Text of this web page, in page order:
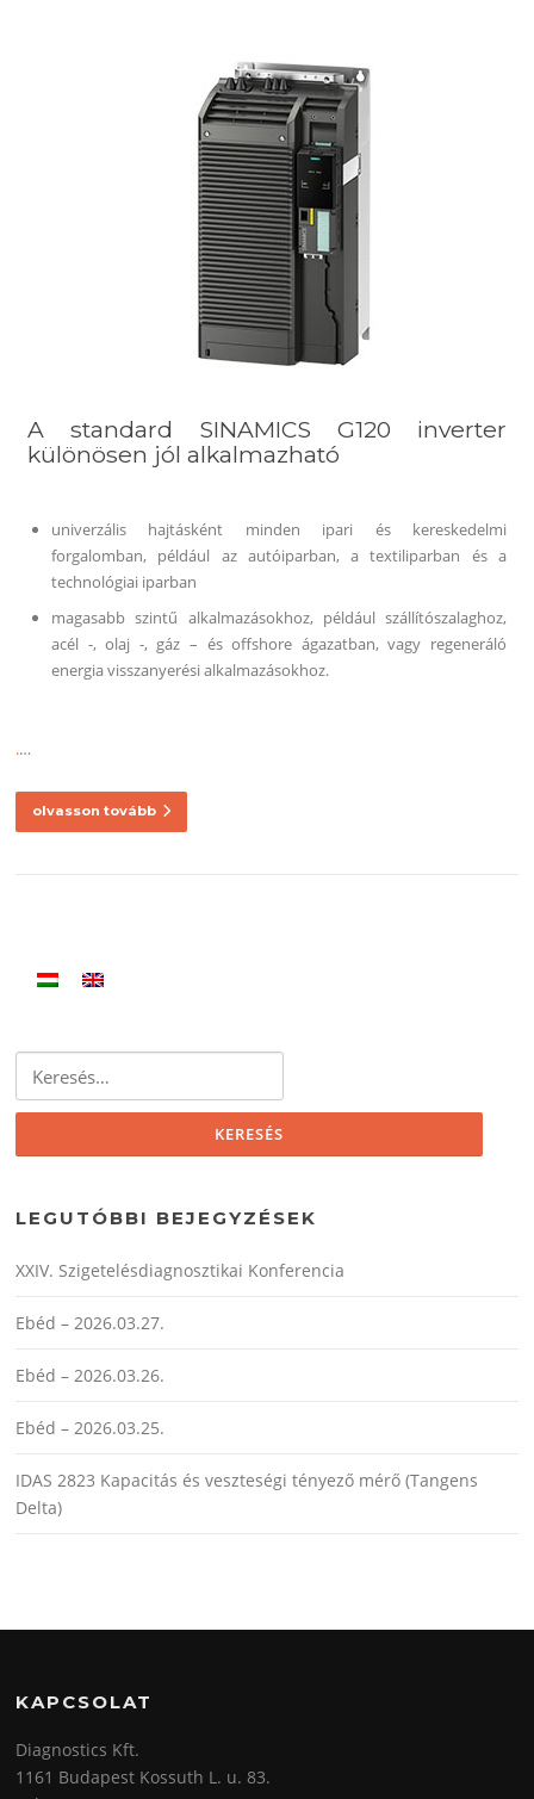
A standard SINAMICS G120 inverter
különösen jól alkalmazható
univerzális hajtásként minden ipari és kereskedelmi
forgalomban, például az autóiparban, a textiliparban és a
technológiai iparban
magasabb szintű alkalmazásokhoz, például szállítószalaghoz,
acél -, olaj -, gáz – és offshore ágazatban, vagy regeneráló
energia visszanyerési alkalmazásokhoz.
.…
olvasson tovább
LEGUTÓBBI BEJEGYZÉSEK
XXIV. Szigetelésdiagnosztikai Konferencia
Ebéd – 2026.03.27.
Ebéd – 2026.03.26.
Ebéd – 2026.03.25.
IDAS 2823 Kapacitás és veszteségi tényező mérő (Tangens
Delta)
KAPCSOLAT
Diagnostics Kft.
1161 Budapest Kossuth L. u. 83.